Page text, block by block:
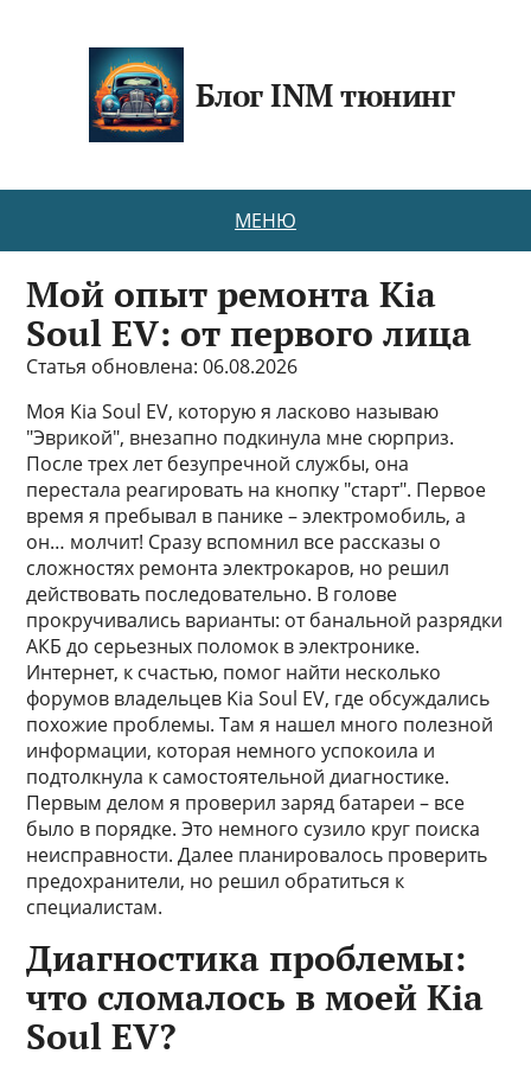
Блог INM тюнинг
МЕНЮ
Мой опыт ремонта Kia
Soul EV: от первого лица
Статья обновлена: 06.08.2026
Моя Kia Soul EV, которую я ласково называю
"Эврикой", внезапно подкинула мне сюрприз.
После трех лет безупречной службы, она
перестала реагировать на кнопку "старт". Первое
время я пребывал в панике – электромобиль, а
он… молчит! Сразу вспомнил все рассказы о
сложностях ремонта электрокаров, но решил
действовать последовательно. В голове
прокручивались варианты: от банальной разрядки
АКБ до серьезных поломок в электронике.
Интернет, к счастью, помог найти несколько
форумов владельцев Kia Soul EV, где обсуждались
похожие проблемы. Там я нашел много полезной
информации, которая немного успокоила и
подтолкнула к самостоятельной диагностике.
Первым делом я проверил заряд батареи – все
было в порядке. Это немного сузило круг поиска
неисправности. Далее планировалось проверить
предохранители, но решил обратиться к
специалистам.
Диагностика проблемы:
что сломалось в моей Kia
Soul EV?